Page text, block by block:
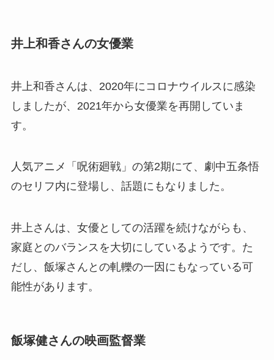
井上和香さんの女優業
井上和香さんは、2020年にコロナウイルスに感染
しましたが、2021年から女優業を再開していま
す。
人気アニメ「呪術廻戦」の第2期にて、劇中五条悟
のセリフ内に登場し、話題にもなりました。
井上さんは、女優としての活躍を続けながらも、
家庭とのバランスを大切にしているようです。た
だし、飯塚さんとの軋轢の一因にもなっている可
能性があります。
飯塚健さんの映画監督業